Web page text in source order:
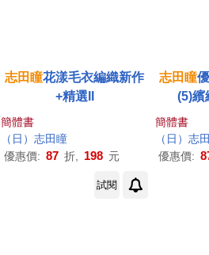
志田瞳花漾毛衣編織新作
+精選II
簡體書
（ 日 ）志田瞳
優惠價: 87 折, 198 元
志田瞳
(5)繽
簡體書
（ 日 ）志
優惠價:
試閱